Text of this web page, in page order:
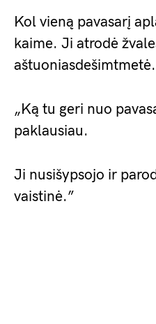
Kol vieną pavasarį
kaime. Ji atrodė
aštuoniasdešimtmetė.
„Ką tu geri nuo
paklausiau.
Ji nusišypsojo ir
vaistinė.”